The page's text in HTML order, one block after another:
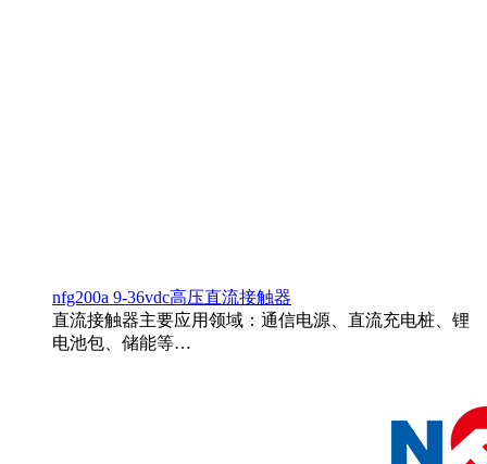
nfg200a 9-36vdc高压直流接触器
直流接触器主要应用领域：通信电源、直流充电桩、锂
电池包、储能等…